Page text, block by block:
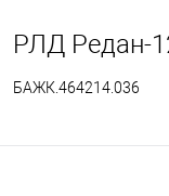
РЛД Редан-
БАЖК.464214.036